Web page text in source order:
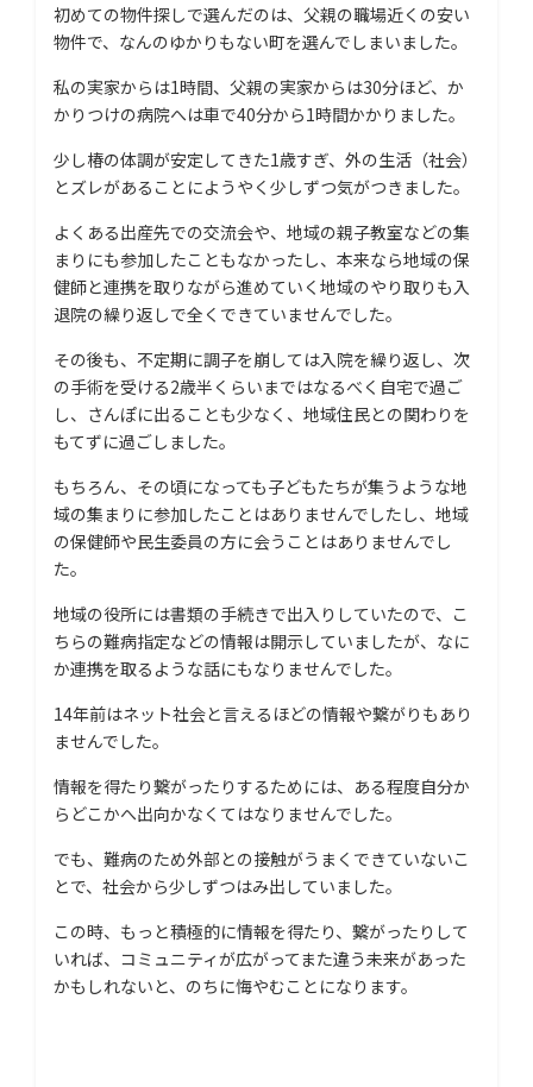
初めての物件探しで選んだのは、父親の職場近くの安い
物件で、なんのゆかりもない町を選んでしまいました。
私の実家からは1時間、父親の実家からは30分ほど、か
かりつけの病院へは車で40分から1時間かかりました。
少し椿の体調が安定してきた1歳すぎ、外の生活（社会）
とズレがあることにようやく少しずつ気がつきました。
よくある出産先での交流会や、地域の親子教室などの集
まりにも参加したこともなかったし、本来なら地域の保
健師と連携を取りながら進めていく地域のやり取りも入
退院の繰り返しで全くできていませんでした。
その後も、不定期に調子を崩しては入院を繰り返し、次
の手術を受ける2歳半くらいまではなるべく自宅で過ご
し、さんぽに出ることも少なく、地域住民との関わりを
もてずに過ごしました。
もちろん、その頃になっても子どもたちが集うような地
域の集まりに参加したことはありませんでしたし、地域
の保健師や民生委員の方に会うことはありませんでし
た。
地域の役所には書類の手続きで出入りしていたので、こ
ちらの難病指定などの情報は開示していましたが、なに
か連携を取るような話にもなりませんでした。
14年前はネット社会と言えるほどの情報や繋がりもあり
ませんでした。
情報を得たり繋がったりするためには、ある程度自分か
らどこかへ出向かなくてはなりませんでした。
でも、難病のため外部との接触がうまくできていないこ
とで、社会から少しずつはみ出していました。
この時、もっと積極的に情報を得たり、繋がったりして
いれば、コミュニティが広がってまた違う未来があった
かもしれないと、のちに悔やむことになります。